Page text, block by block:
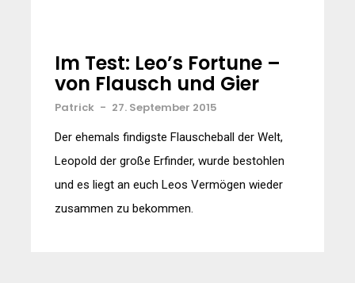
Im Test: Leo’s Fortune –
von Flausch und Gier
Patrick - 27. September 2015
Der ehemals findigste Flauscheball der Welt,
Leopold der große Erfinder, wurde bestohlen
und es liegt an euch Leos Vermögen wieder
zusammen zu bekommen.